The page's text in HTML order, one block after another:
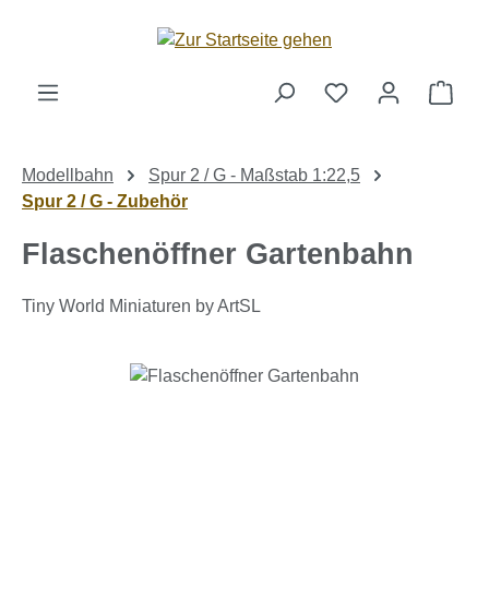
Zum Hauptinhalt springen
Modellbahn
Spur 2 / G - Maßstab 1:22,5
Spur 2 / G - Zubehör
Flaschenöffner Gartenbahn
Tiny World Miniaturen by ArtSL
Bildergalerie überspringen